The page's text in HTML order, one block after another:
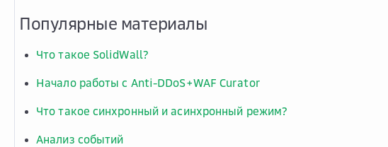
Популярные материалы
Что такое SolidWall?
Начало работы c Anti-DDoS+WAF Curator
Что такое синхронный и асинхронный режим?
Анализ событий